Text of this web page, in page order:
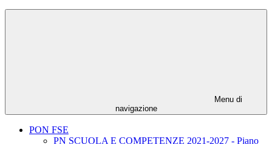
Menu di
navigazione
PON FSE
PN SCUOLA E COMPETENZE 2021-2027 - Piano